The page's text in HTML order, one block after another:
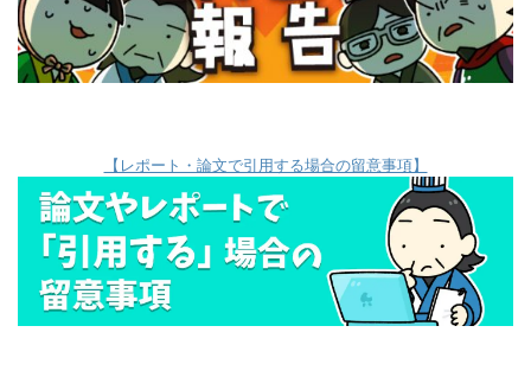
【レポート・論文で引用する場合の留意事項】